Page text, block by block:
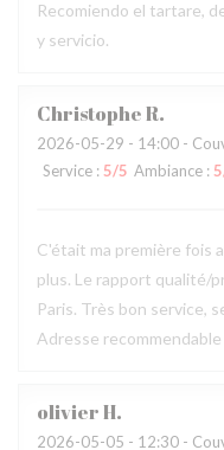
Recomiendo el tartare,
y servicio.
ChristopheR
2026-05-29 - 14:00 -
Service : 5/5 Ambiance : 5
C'était ma première fois
plus. Le rapport qualité/
Paris. Très bon service,
Adresse
olivierH
2026-05-05 - 12:30 -